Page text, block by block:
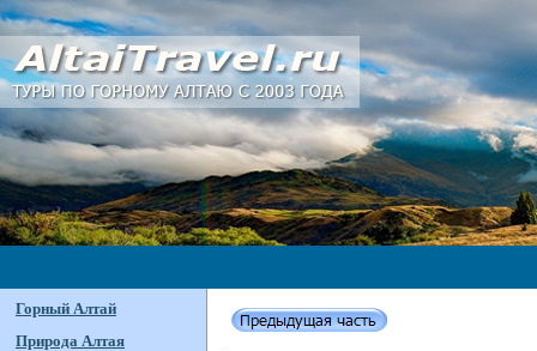
Горный Алтай
Природа Алтая